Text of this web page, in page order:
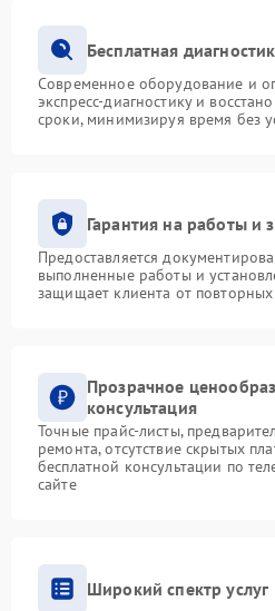
Бесплатная
Современное оборудование и
экспресс-диагностику и
сроки, минимизируя время без
Гарантия на работы и
Предоставляется
выполненные работы и
защищает клиента от повторных
Прозрачное
консультация
Точные прайс-листы,
ремонта, отсутствие скрытых
бесплатной консультации по
сайте
Широкий спектр услуг